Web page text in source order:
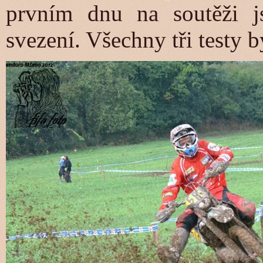
prvním dnu na soutěži
svezení. Všechny tři testy